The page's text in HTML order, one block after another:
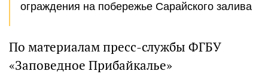
ограждения на побережье Сарайского залива
По материалам пресс-службы ФГБУ
«Заповедное Прибайкалье»